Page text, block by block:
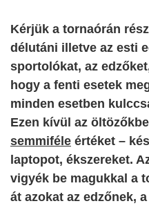
Kérjük a tornaórán
délutáni illetve az esti
sportolókat, az
hogy a fenti esetek
minden esetben
Ezen kívül az
semmiféle értéket –
laptopot, ékszereket.
vigyék be magukkal a
át azokat az edzőnek,